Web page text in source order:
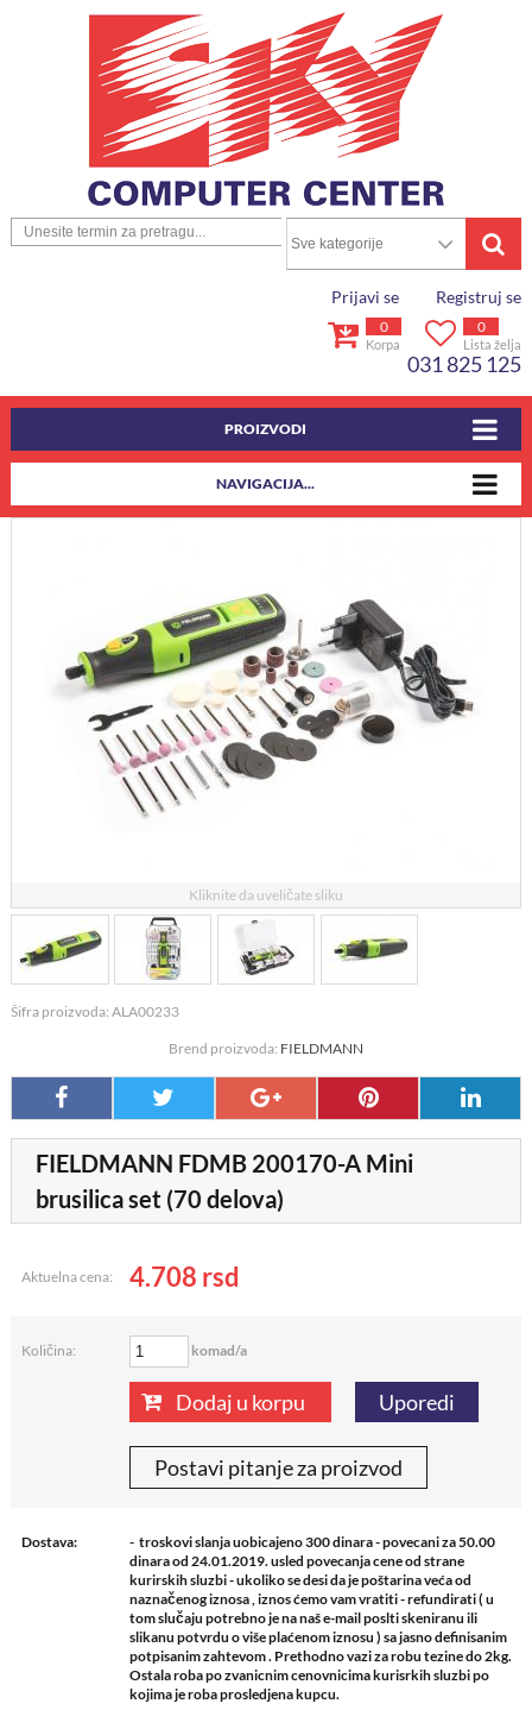
Prijavi se Registruj se
0
Lista želja
0
Korpa
031 825 125
PROIZVODI
NAVIGACIJA...
Kliknite da uveličate sliku
Šifra proizvoda: ALA00233
Brend proizvoda: FIELDMANN
FIELDMANN FDMB 200170-A Mini
brusilica set (70 delova)
Aktuelna cena: 4.708 rsd
Količina: komad/a
Dodaj u korpu Uporedi
Postavi pitanje za proizvod
Dostava:
- troskovi slanja uobicajeno 300 dinara - povecani za 50.00
dinara od 24.01.2019. usled povecanja cene od strane
kurirskih sluzbi - ukoliko se desi da je poštarina veća od
naznačenog iznosa , iznos ćemo vam vratiti - refundirati ( u
tom slučaju potrebno je na naš e-mail poslti skeniranu ili
slikanu potvrdu o više plaćenom iznosu ) sa jasno definisanim
potpisanim zahtevom . Prethodno vazi za robu tezine do 2kg.
Ostala roba po zvanicnim cenovnicima kurisrkih sluzbi po
kojima je roba prosledjena kupcu.